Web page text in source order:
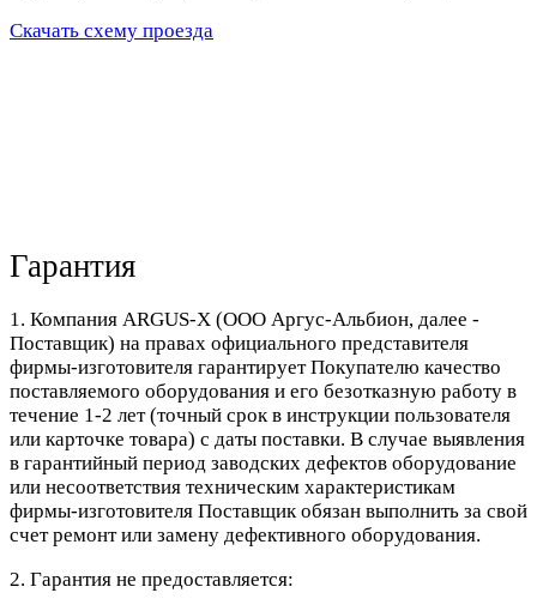
Скачать схему проезда
Гарантия
1. Компания ARGUS-X (ООО Аргус-Альбион, далее -
Поставщик) на правах официального представителя
фирмы-изготовителя гарантирует Покупателю качество
поставляемого оборудования и его безотказную работу в
течение 1-2 лет (точный срок в инструкции пользователя
или карточке товара) с даты поставки. В случае выявления
в гарантийный период заводских дефектов оборудование
или несоответствия техническим характеристикам
фирмы-изготовителя Поставщик обязан выполнить за свой
счет ремонт или замену дефективного оборудования.
2. Гарантия не предоставляется: